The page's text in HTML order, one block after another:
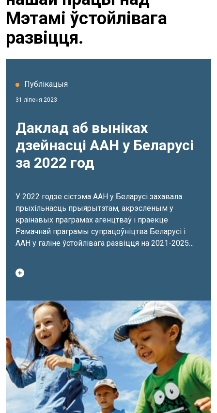
Мэтамі ўстойлівага
развіцця.
Публікацыя
31 ліпеня 2023
Даклад аб выніках
дзейнасці ААН у Беларусі
за 2022 год
У 2022 годзе сістэма ААН у Беларусі захавала
прыхільнасць прыярытэтам, акрэсленым у
краінавых праграмах агенцтваў і праекце
Рамачнай праграмы супрацоўніцтва Беларусі і
ААН у галіне ўстойлівага развіцця на 2021-2025
прыярытэты, узаемазвязаныя з адпаведнымі
нацыянальнымі пачынаннямі. Пераход да зялёнай
інклюзіўнага і ўстойлівага росту; Арыентацыя на
будучыя пакаленні: падлеткі і моладзь; Лічбавыя
пераўтварэнні і сацыяльныя інавацыі; Гендарная
роўнасць у грамадстве. Апроч таго, у рамках
разнастайных ініцыятыў і партнёрстваў ААН у
Беларусі працягнула істотную падтрымку ў
рэагаванні на пандэмію COVID-19 і крызісную
сітуацыю з бежанцамі і мігрантамі. У цэлым,
нягледзячы на ​​існуючыя праблемы, сістэма ААН у
Беларусі прадэманстравала ўстойлівасць і